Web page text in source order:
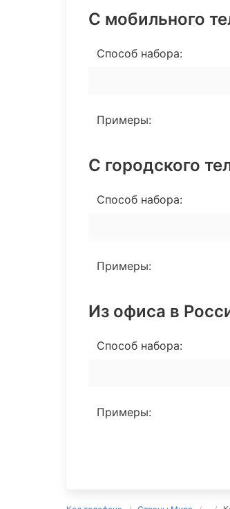
С мобильного
Способ набора:
Примеры:
С городского
Способ набора:
Примеры:
Из офиса в
Способ набора:
Примеры: